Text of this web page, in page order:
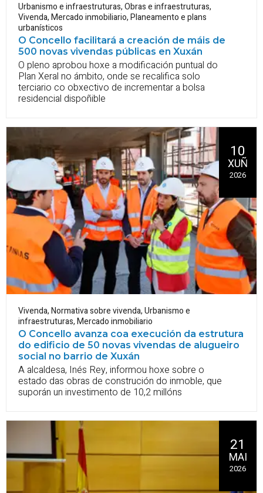
Urbanismo e infraestruturas,Obras e infraestruturas,
Vivenda,Mercado inmobiliario,Planeamento e plans
urbanísticos
O Concello facilitará a creación de máis de
500 novas vivendas públicas en Xuxán
O pleno aprobou hoxe a modificación puntual do
Plan Xeral no ámbito, onde se recalifica solo
terciario co obxectivo de incrementar a bolsa
residencial dispoñible
Vivenda,Normativa sobre vivenda,Urbanismo e
infraestruturas,Mercado inmobiliario
O Concello avanza coa execución da estrutura
do edificio de 50 novas vivendas de alugueiro
social no barrio de Xuxán
10
XUÑ
2026
A alcaldesa, Inés Rey, informou hoxe sobre o
estado das obras de construción do inmoble, que
suporán un investimento de 10,2 millóns
21
MAI
2026